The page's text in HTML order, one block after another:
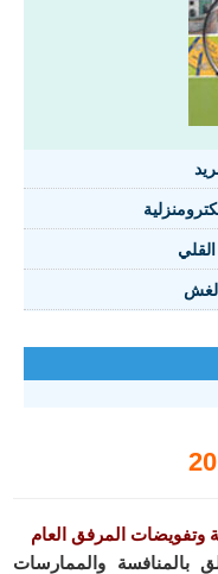
المرفق العام
بالمنافسة والممارسات